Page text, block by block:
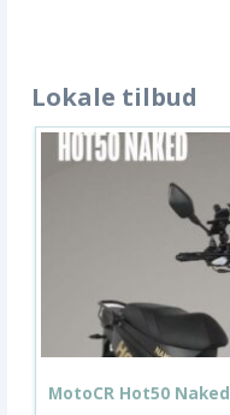
Lokale tilbud
MotoCR Hot50 Naked